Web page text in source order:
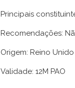
Principais
Recomendações:
Origem: Reino Unido
Validade: 12M PAO